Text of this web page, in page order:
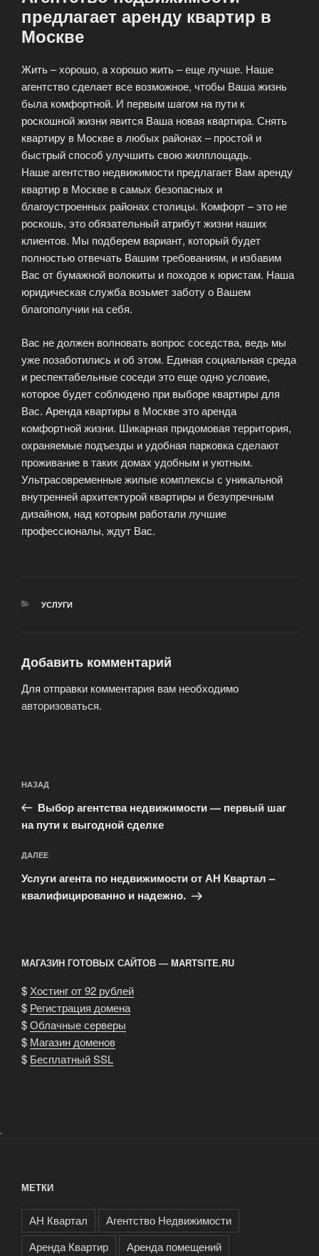
предлагает аренду квартир в
Москве
Жить – хорошо, а хорошо жить – еще лучше. Наше
агентство сделает все возможное, чтобы Ваша жизнь
была комфортной. И первым шагом на пути к
роскошной жизни явится Ваша новая квартира. Снять
квартиру в Москве в любых районах – простой и
быстрый способ улучшить свою жилплощадь.
Наше агентство недвижимости предлагает Вам аренду
квартир в Москве в самых безопасных и
благоустроенных районах столицы. Комфорт – это не
роскошь, это обязательный атрибут жизни наших
клиентов. Мы подберем вариант, который будет
полностью отвечать Вашим требованиям, и избавим
Вас от бумажной волокиты и походов к юристам. Наша
юридическая служба возьмет заботу о Вашем
благополучии на себя.
Вас не должен волновать вопрос соседства, ведь мы
уже позаботились и об этом. Единая социальная среда
и респектабельные соседи это еще одно условие,
которое будет соблюдено при выборе квартиры для
Вас. Аренда квартиры в Москве это аренда
комфортной жизни. Шикарная придомовая территория,
охраняемые подъезды и удобная парковка сделают
проживание в таких домах удобным и уютным.
Ультрасовременные жилые комплексы с уникальной
внутренней архитектурой квартиры и безупречным
дизайном, над которым работали лучшие
профессионалы, ждут Вас.
РУБРИКИ
УСЛУГИ
Добавить комментарий
Для отправки комментария вам необходимо
авторизоваться.
по
записям
Предыдущая
запись:
НАЗАД
Выбор агентства недвижимости — первый шаг
на пути к выгодной сделке
Следующая
запись
ДАЛЕЕ
Услуги агента по недвижимости от АН Квартал –
квалифицированно и надежно.
МАГАЗИН ГОТОВЫХ САЙТОВ — MARTSITE.RU
$ Хостинг от 92 рублей
$ Регистрация домена
$Облачные серверы
$ Магазин доменов
$ Бесплатный SSL
.
МЕТКИ
АН Квартал
Агентство Недвижимости
Аренда Квартир
Аренда помещений